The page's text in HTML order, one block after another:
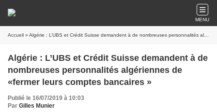
MENU
Accueil » Algérie : L’UBS et Crédit Suisse demandent à de nombreuses personnalités algériennes de «fermer leurs comptes bancaires »
Algérie : L’UBS et Crédit Suisse demandent à de
nombreuses personnalités algériennes de
«fermer leurs comptes bancaires »
Publié le 16/07/2019 à 10:03
Par Gilles Munier